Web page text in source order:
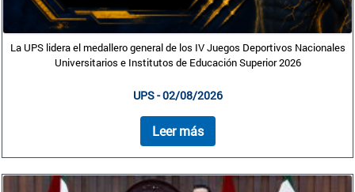
La UPS lidera el medallero general de los IV Juegos Deportivos Nacionales
Universitarios e Institutos de Educación Superior 2026
UPS - 02/08/2026
Leer más